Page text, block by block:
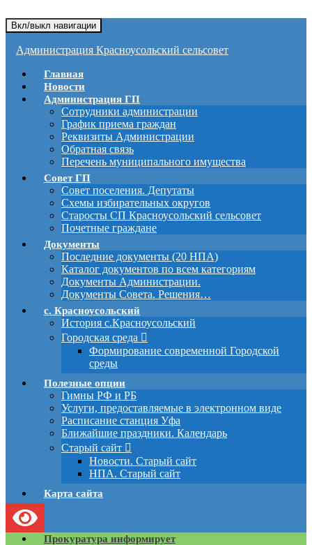
Вкл/выкл навигации
Администрация Красноусольский сельсовет
Главная
Новости
Администрация ГП
Сотрудники администрации
График приема граждан
Реквизиты Администрации
Обратная связь
Перечень муниципального имущества
Совет ГП
Совет поселения. Депутаты
Схемы избирательных округов
Старосты СП Красноусольский сельсовет
Почетные граждане
Документы
Последние документы (20 НПА)
Каталог документов по всем категориям
Документы Администрации.
Документы Совета. Решения…
с. Красноусольский
История с.Красноусольский
Городская среда
Формирование современной Городской
среды
Полезные опции
Гимны РФ и РБ
Услуги, предоставляемые в электронном виде
Расписание станция Уфа
Ближайшие праздники. Календарь
Старый сайт
Новости. Старый сайт
НПА. Старый сайт
Карта сайта
Прокуратура информирует